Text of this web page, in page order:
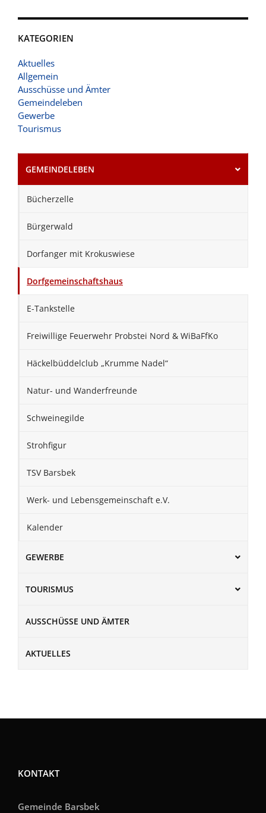
KATEGORIEN
Aktuelles
Allgemein
Ausschüsse und Ämter
Gemeindeleben
Gewerbe
Tourismus
GEMEINDELEBEN
Bücherzelle
Bürgerwald
Dorfanger mit Krokuswiese
Dorfgemeinschaftshaus
E-Tankstelle
Freiwillige Feuerwehr Probstei Nord & WiBaFfKo
Häckelbüddelclub „Krumme Nadel“
Natur- und Wanderfreunde
Schweinegilde
Strohfigur
TSV Barsbek
Werk- und Lebensgemeinschaft e.V.
Kalender
GEWERBE
TOURISMUS
AUSSCHÜSSE UND ÄMTER
AKTUELLES
KONTAKT
Gemeinde Barsbek